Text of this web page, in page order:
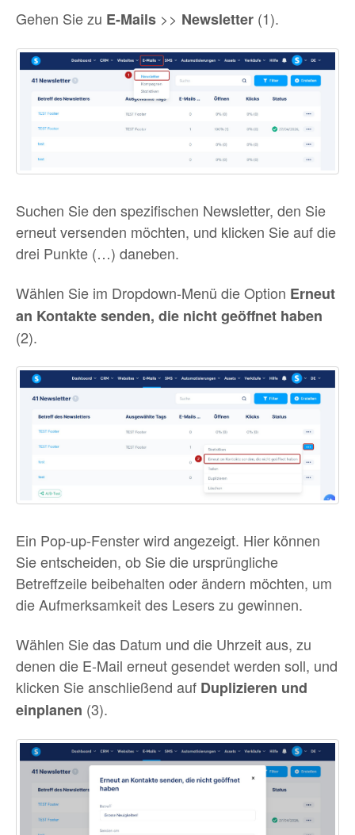
Gehen Sie zu E-Mails >> Newsletter (1).
Suchen Sie den spezifischen Newsletter, den Sie
erneut versenden möchten, und klicken Sie auf die
drei Punkte (…) daneben.
Wählen Sie im Dropdown-Menü die Option Erneut
an Kontakte senden, die nicht geöffnet haben
(2).
Ein Pop-up-Fenster wird angezeigt. Hier können
Sie entscheiden, ob Sie die ursprüngliche
Betreffzeile beibehalten oder ändern möchten, um
die Aufmerksamkeit des Lesers zu gewinnen.
Wählen Sie das Datum und die Uhrzeit aus, zu
denen die E-Mail erneut gesendet werden soll, und
klicken Sie anschließend auf Duplizieren und
einplanen (3).